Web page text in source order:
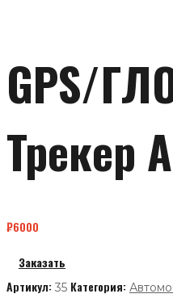
GPS/
Трекер
₽6000
Заказать
Артикул: 35 Категория: